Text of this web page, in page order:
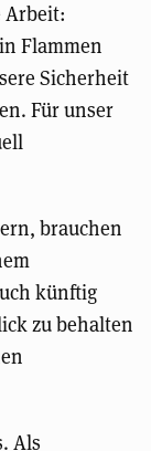
Arbeit:
Flammen
Sicherheit
Für unser
brauchen
künftig
zu behalten
Als